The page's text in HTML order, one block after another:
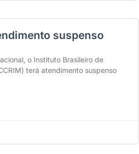
suspenso
o Instituto Brasileiro de
terá atendimento suspenso